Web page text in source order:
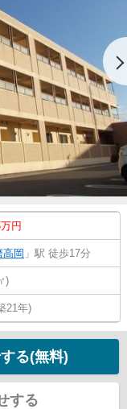
円
高岡 」駅 徒歩17分
)
21年)
る(無料)
する